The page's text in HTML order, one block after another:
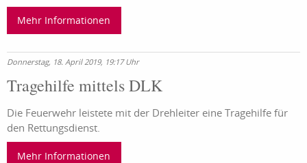
Mehr Informationen
Donnerstag, 18. April 2019, 19:17 Uhr
Tragehilfe mittels DLK
Die Feuerwehr leistete mit der Drehleiter eine Tragehilfe für
den Rettungsdienst.
Mehr Informationen